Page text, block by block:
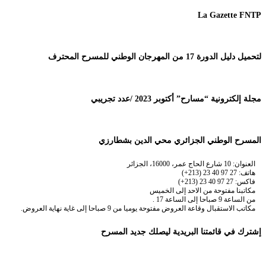
La Gazette FNTP
لتحميل دليل الدورة 17 من المهرجان الوطني للمسرح المحترف
مجلة إلكترونية “مسارح” أكتوبر 2023 /عدد تجريبي
المسرح الوطني الجزائري محي الدين بشطارزي
العنوان: 10 شارع الحاج عمر، 16000، الجزائر
هاتف: 27 97 40 23 (213+)
فاكس: 27 97 40 23 (213+)
مكاتبنا مفتوحة من الاحد إلى الخميس
من الساعة 9 صباحا إلى الساعة 17 .
مكاتب الاستقبال وقاعة العروض مفتوحة يوميا من 9 صباحا إلى غاية نهاية العروض.
إشترك في قائمتنا البريدية ليصلك جديد المسرح